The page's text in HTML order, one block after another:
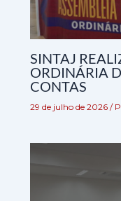
SINTAJ
ORDINÁRIA
CONTAS
29 de julho de 2026 /